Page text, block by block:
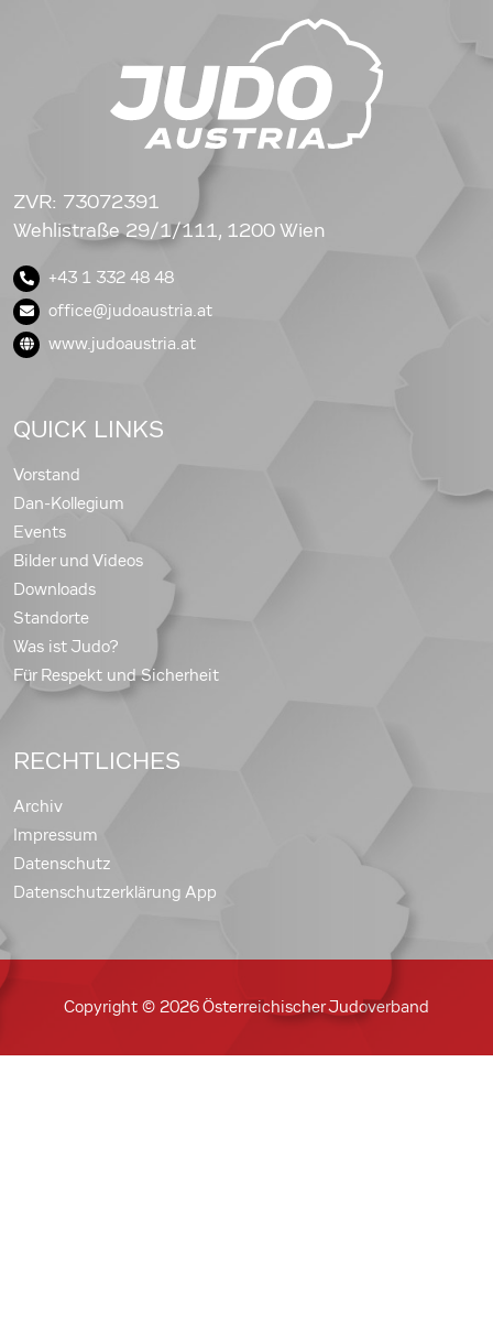
ZVR: 73072391
Wehlistraße 29/1/111, 1200 Wien
+43 1 332 48 48
office@judoaustria.at
www.judoaustria.at
QUICK LINKS
Vorstand
Dan-Kollegium
Events
Bilder und Videos
Downloads
Standorte
Was ist Judo?
Für Respekt und Sicherheit
RECHTLICHES
Archiv
Impressum
Datenschutz
Datenschutzerklärung App
Copyright © 2026 Österreichischer Judoverband